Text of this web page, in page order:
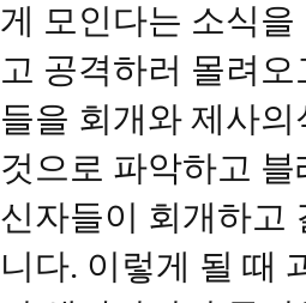
게 모인다는 소식
고 공격하러 몰려
들을 회개와 제사
것으로 파악하고
신자들이 회개하고
니다. 이렇게 될 때